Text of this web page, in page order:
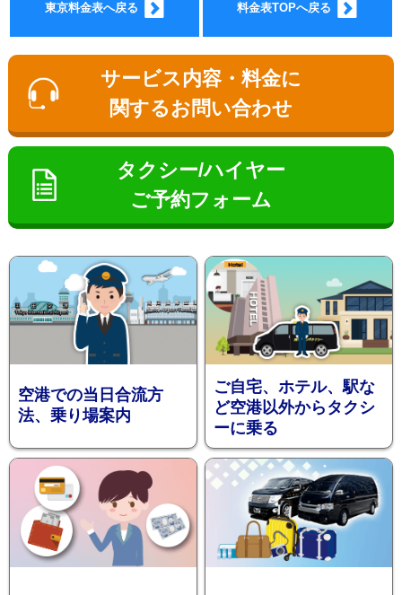
金
インフ
ォメー
東京料金表へ戻る 料金表TOPへ戻る
サービス内容・料金に
関するお問い合わせ
タクシー/ハイヤー
ご予約フォーム
空港での当日合流方
法、乗り場案内
ご自宅、ホテル、駅な
ど空港以外からタクシ
ーに乗る